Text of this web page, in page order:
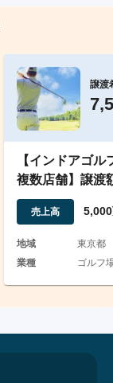
譲渡
【インドアゴ
複数店舗】譲渡
業利益約2年/長
売上高
地域
東京都
業種
ゴルフ